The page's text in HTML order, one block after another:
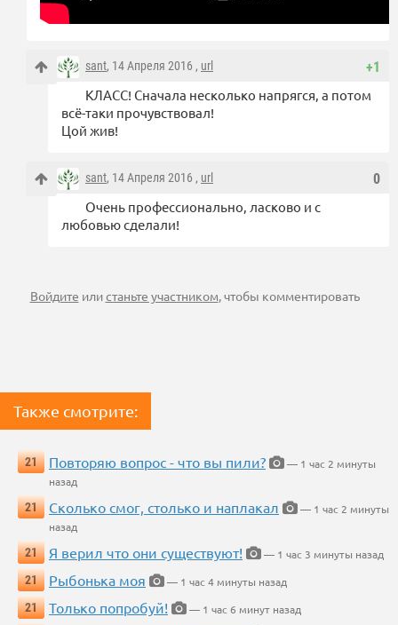
+1
sant, 14 Апреля 2016 , url
КЛАСС! Сначала несколько напрягся, а потом
всё-таки прочувствовал!
Цой жив!
0
sant, 14 Апреля 2016 , url
Очень профессионально, ласково и с
любовью сделали!
Войдите илистаньте участником, чтобы комментировать
Также смотрите:
21 Повторяю вопрос - что вы пили?
— 1 час 2 минуты
назад
21
Сколько смог, столько и наплакал
— 1 час 2 минуты
назад
21
Я верил что они существуют!
— 1 час 3 минуты назад
21
Рыбонька моя
— 1 час 4 минуты назад
21
Только попробуй!
— 1 час 6 минут назад